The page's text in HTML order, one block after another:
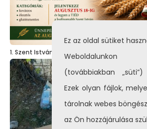
1. Szent István – napi kenyérverseny
Ez az oldal sütiket
Weboldalunkon
(továbbiakban „süti”)
Ezek olyan fájlok,
tárolnak webes
az Ön hozzájárulása